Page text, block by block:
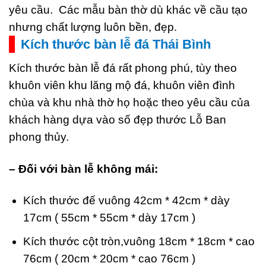
yêu cầu. Các mẫu bàn thờ dù khác về cầu tạo
nhưng chất lượng luôn bền, đẹp.
Kích thước bàn lễ đá Thái Bình
Kích thước bàn lễ đá rất phong phú, tùy theo
khuôn viên khu lăng mộ đá, khuôn viên đình
chùa và khu nhà thờ họ hoặc theo yêu cầu của
khách hàng dựa vào số đẹp thước Lỗ Ban
phong thủy.
– Đối với bàn lễ không mái:
Kích thước đế vuông 42cm * 42cm * dày
17cm ( 55cm * 55cm * dày 17cm )
Kích thước cột tròn,vuông 18cm * 18cm * cao
76cm ( 20cm * 20cm * cao 76cm )